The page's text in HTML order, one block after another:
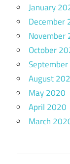
January
December
November
October
August
May 2020
April 2020
March